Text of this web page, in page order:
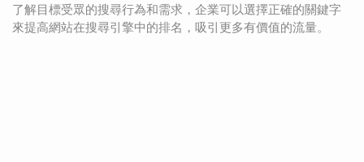
了解目標受眾的搜尋行為和需求，企業可以選擇正確的關鍵字
來提高網站在搜尋引擎中的排名，吸引更多有價值的流量。